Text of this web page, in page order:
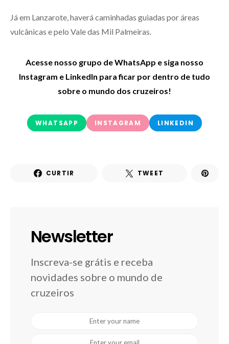
Já em Lanzarote, haverá caminhadas guiadas por áreas
vulcânicas e pelo Vale das Mil Palmeiras.
Acesse nosso grupo de WhatsApp e siga nosso
Instagram e LinkedIn para ficar por dentro de tudo
sobre o mundo dos cruzeiros!
WHATSAPP INSTAGRAM LINKEDIN
CURTIR TWEET
Newsletter
Inscreva-se grátis e receba
novidades sobre o mundo de
cruzeiros